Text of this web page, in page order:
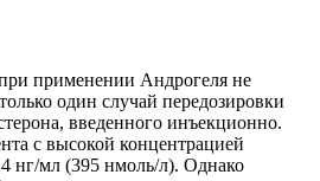
применении Андрогеля не
один случай передозировки
введенного инъекционно.
с высокой концентрацией
нг/мл (395 нмоль/л). Однако